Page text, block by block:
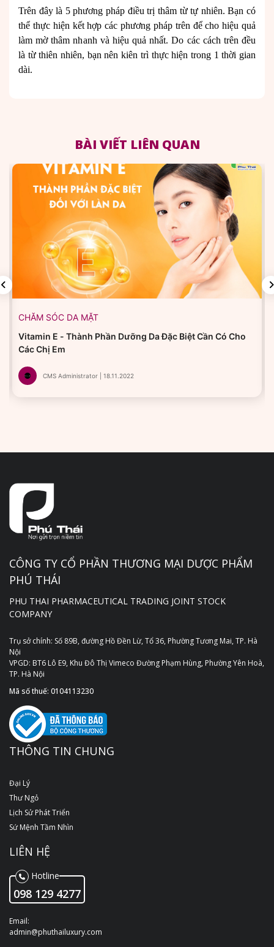
Trên đây là 5 phương pháp điều trị thâm từ tự nhiên. Bạn có
thể thực hiện kết hợp các phương pháp trên để cho hiệu quả
làm mờ thâm nhanh và hiệu quả nhất. Do các cách trên đều
là từ thiên nhiên, bạn nên kiên trì thực hiện trong 1 thời gian
dài.
BÀI VIẾT LIÊN QUAN
CHĂM SÓC DA MẶT
Vitamin E - Thành Phần Dưỡng Da Đặc Biệt Cần Có Cho
Các Chị Em
CMS Administrator | 18.11.2022
CÔNG TY CỔ PHẦN THƯƠNG MẠI DƯỢC PHẨM
PHÚ THÁI
PHU THAI PHARMACEUTICAL TRADING JOINT STOCK
COMPANY
Trụ sở chính: Số 89B, đường Hồ Đền Lừ, Tổ 36, Phường Tương Mai, TP. Hà
Nội
VPGD: BT6 Lô E9, Khu Đô Thị Vimeco Đường Phạm Hùng, Phường Yên Hoà,
TP. Hà Nội
Mã số thuế: 0104113230
THÔNG TIN CHUNG
Đại Lý
Thư Ngỏ
Lịch Sử Phát Triển
Sứ Mệnh Tầm Nhìn
LIÊN HỆ
Hotline
098 129 4277
Email:
admin@phuthailuxury.com